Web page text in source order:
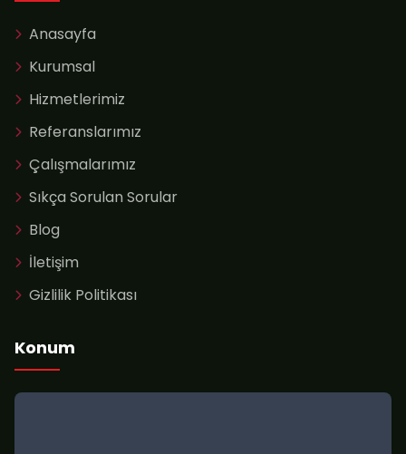
Anasayfa
Kurumsal
Hizmetlerimiz
Referanslarımız
Çalışmalarımız
Sıkça Sorulan Sorular
Blog
İletişim
Gizlilik Politikası
Konum